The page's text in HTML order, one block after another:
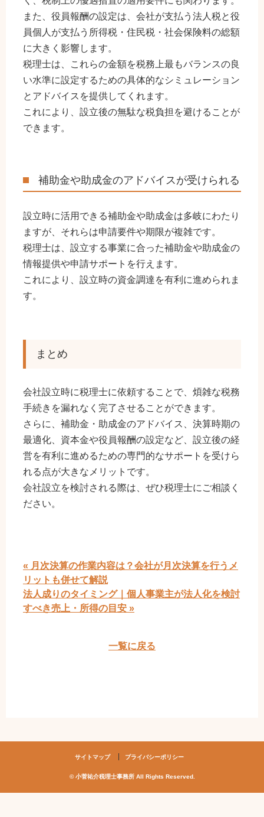
また、役員報酬の設定は、会社が支払う法人税と役
員個人が支払う所得税・住民税・社会保険料の総額
に大きく影響します。
税理士は、これらの金額を税務上最もバランスの良
い水準に設定するための具体的なシミュレーション
とアドバイスを提供してくれます。
これにより、設立後の無駄な税負担を避けることが
できます。
補助金や助成金のアドバイスが受けられる
設立時に活用できる補助金や助成金は多岐にわたり
ますが、それらは申請要件や期限が複雑です。
税理士は、設立する事業に合った補助金や助成金の
情報提供や申請サポートを行えます。
これにより、設立時の資金調達を有利に進められま
す。
まとめ
会社設立時に税理士に依頼することで、煩雑な税務
手続きを漏れなく完了させることができます。
さらに、補助金・助成金のアドバイス、決算時期の
最適化、資本金や役員報酬の設定など、設立後の経
営を有利に進めるための専門的なサポートを受けら
れる点が大きなメリットです。
会社設立を検討される際は、ぜひ税理士にご相談く
ださい。
« 月次決算の作業内容は？会社が月次決算を行うメ
リットも併せて解説
法人成りのタイミング｜個人事業主が法人化を検討
すべき売上・所得の目安 »
一覧に戻る
サイトマップ プライバシーポリシー
© 小菅祐介税理士事務所 All Rights Reserved.